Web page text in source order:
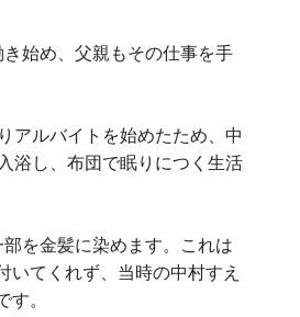
始め、父親もその仕事を手
アルバイトを始めたため、中
浴し、布団で眠りにつく生活
を金髪に染めます。これは
てくれず、当時の中村すえ
。